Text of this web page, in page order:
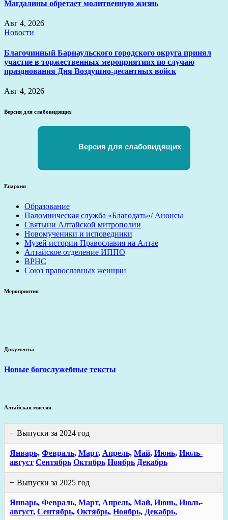
Магдалины обретает молитвенную жизнь
Авг 4, 2026
Новости
Благочинный Барнаульского городского округа принял
участие в торжественных мероприятиях по случаю
празднования Дня Воздушно-десантных войск
Авг 4, 2026
Версия для слабовидящих
Версия для слабовидящих
Епархия
Образование
Паломническая служба «Благодать»/ Анонсы
Святыни Алтайской митрополии
Новомученики и исповедники
Музей истории Православия на Алтае
Алтайское отделение ИППО
ВРНС
Союз православных женщин
Мероприятия
Документы
Новые богослужебные тексты
Алтайская миссия
Выпуски за 2024 год
Январь, Февраль, Март, Апрель, Май, Июнь, Июль-
август Сентябрь Октябрь Ноябрь Декабрь
Выпуски за 2025 год
Январь, Февраль, Март, Апрель, Май, Июнь, Июль-
август, Сентябрь, Октябрь, Ноябрь, Декабрь,